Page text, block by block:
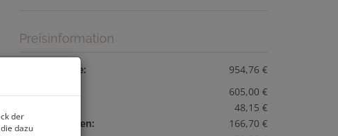
Preisinformation
Gesamtmiete:
954,76 €
605,00 €
48,15 €
Betriebskosten:
166,70 €
der
dazu